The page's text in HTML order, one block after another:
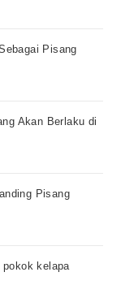
Pisang
Akan Berlaku di
Pisang
kelapa